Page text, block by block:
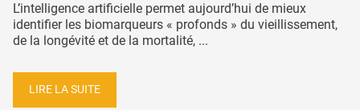
L’intelligence artificielle permet aujourd’hui de mieux
identifier les biomarqueurs « profonds » du vieillissement,
de la longévité et de la mortalité, ...
LIRE LA SUITE